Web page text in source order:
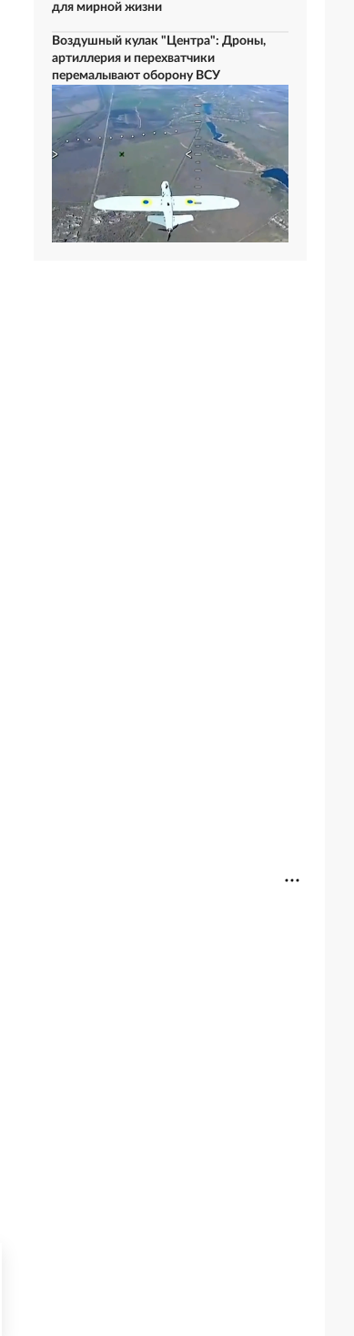
для мирной жизни
Воздушный кулак "Центра": Дроны,
артиллерия и перехватчики
перемалывают оборону ВСУ